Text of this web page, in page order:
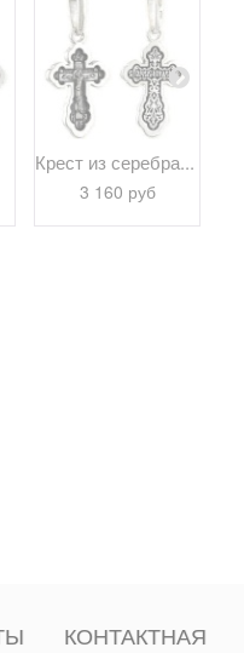
Крест из серебра...
3 160 руб
КОНТАКТНАЯ